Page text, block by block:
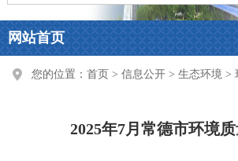
网站首页
您的位置： 首页 > 信息公开 > 生态环境 >
2025年7月常德市环境